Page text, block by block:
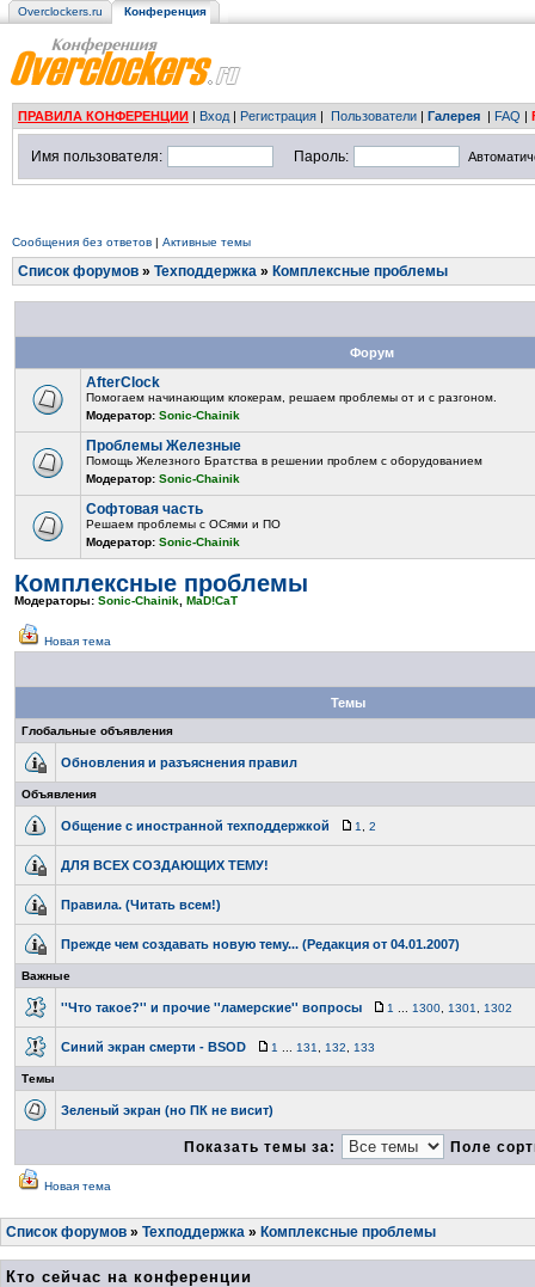
Overclockers.ru Конференция
ПРАВИЛА КОНФЕРЕНЦИИ | Вход | Регистрация | Пользователи | Галерея | FAQ |
Имя пользователя: Пароль:
Сообщения без ответов | Активные темы
Список форумов » Техподдержка » Комплексные проблемы
Форум
AfterClock
Помогаем начинающим клокерам, решаем проблемы от и с разгоном.
Модератор: Sonic-Chainik
Проблемы Железные
Помощь Железного Братства в решении проблем с оборудованием
Модератор: Sonic-Chainik
Софтовая часть
Решаем проблемы с ОСями и ПО
Модератор: Sonic-Chainik
Комплексные проблемы
Модераторы: Sonic-Chainik MaD!CaT
Новая тема
Темы
Глобальные объявления
Обновления и разъяснения правил
Объявления
Общение с иностранной техподдержкой 1 2
ДЛЯ ВСЕХ СОЗДАЮЩИХ ТЕМУ!
Правила. (Читать всем!)
Прежде чем создавать новую тему... (Редакция от 04.01.2007)
Важные
''Что такое?'' и прочие ''ламерские'' вопросы 1 1300 1301 1302
Синий экран смерти - BSOD 1 131 132 133
Темы
Зеленый экран (но ПК не висит)
Показать темы за: Поле
Новая тема
Список форумов » Техподдержка » Комплексные проблемы
Кто сейчас на конференции